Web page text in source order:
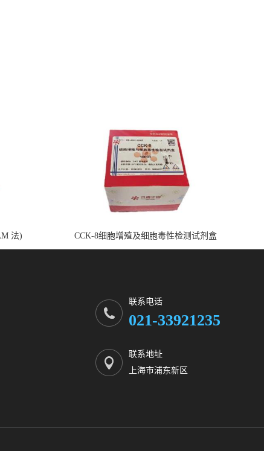
法) CCK-8细胞增殖及细胞毒性检测试剂盒
联系电话
021-33921235
联系地址
上海市浦东新区